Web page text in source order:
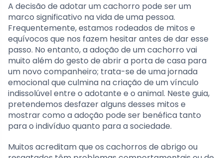
A decisão de adotar um cachorro pode ser um
marco significativo na vida de uma pessoa.
Frequentemente, estamos rodeados de mitos e
equívocos que nos fazem hesitar antes de dar esse
passo. No entanto, a adoção de um cachorro vai
muito além do gesto de abrir a porta de casa para
um novo companheiro; trata-se de uma jornada
emocional que culmina na criação de um vínculo
indissolúvel entre o adotante e o animal. Neste guia,
pretendemos desfazer alguns desses mitos e
mostrar como a adoção pode ser benéfica tanto
para o indivíduo quanto para a sociedade.
Muitos acreditam que os cachorros de abrigo ou